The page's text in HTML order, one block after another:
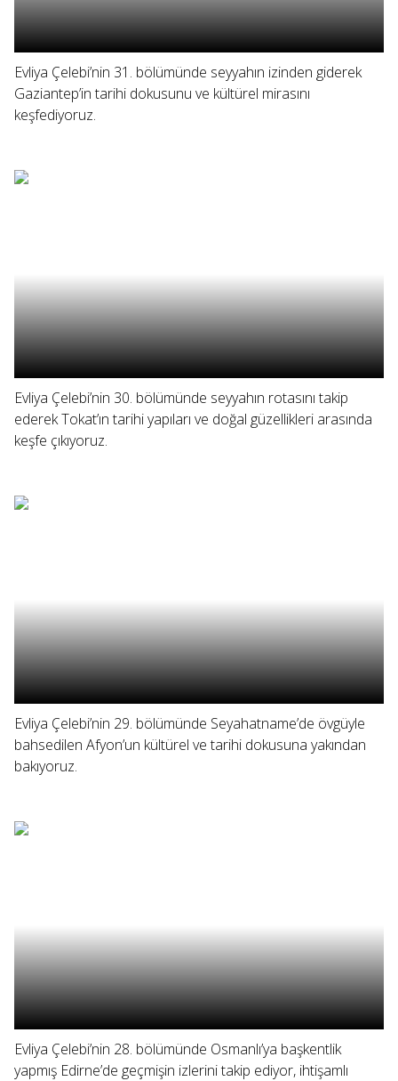
Evliya Çelebi’nin 31. bölümünde seyyahın izinden giderek
Gaziantep’in tarihi dokusunu ve kültürel mirasını
keşfediyoruz.
Evliya Çelebi’nin 30. bölümünde seyyahın rotasını takip
ederek Tokat’ın tarihi yapıları ve doğal güzellikleri arasında
keşfe çıkıyoruz.
Evliya Çelebi’nin 29. bölümünde Seyahatname’de övgüyle
bahsedilen Afyon’un kültürel ve tarihi dokusuna yakından
bakıyoruz.
Evliya Çelebi’nin 28. bölümünde Osmanlı’ya başkentlik
yapmış Edirne’de geçmişin izlerini takip ediyor, ihtişamlı